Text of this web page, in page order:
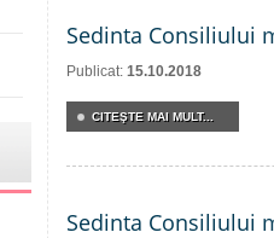
Sedinta Consiliului
Publicat: 15.10.2018
CITEŞTE MAI MULT...
Sedinta Consiliului